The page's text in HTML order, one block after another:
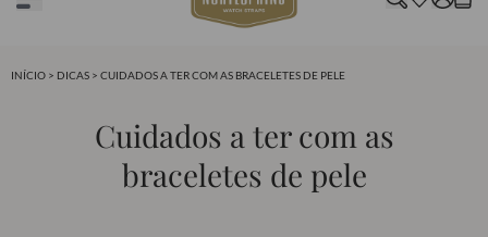
INÍCIO > DICAS > CUIDADOS A TER COM AS BRACELETES DE PELE
Cuidados a ter com as
braceletes de pele